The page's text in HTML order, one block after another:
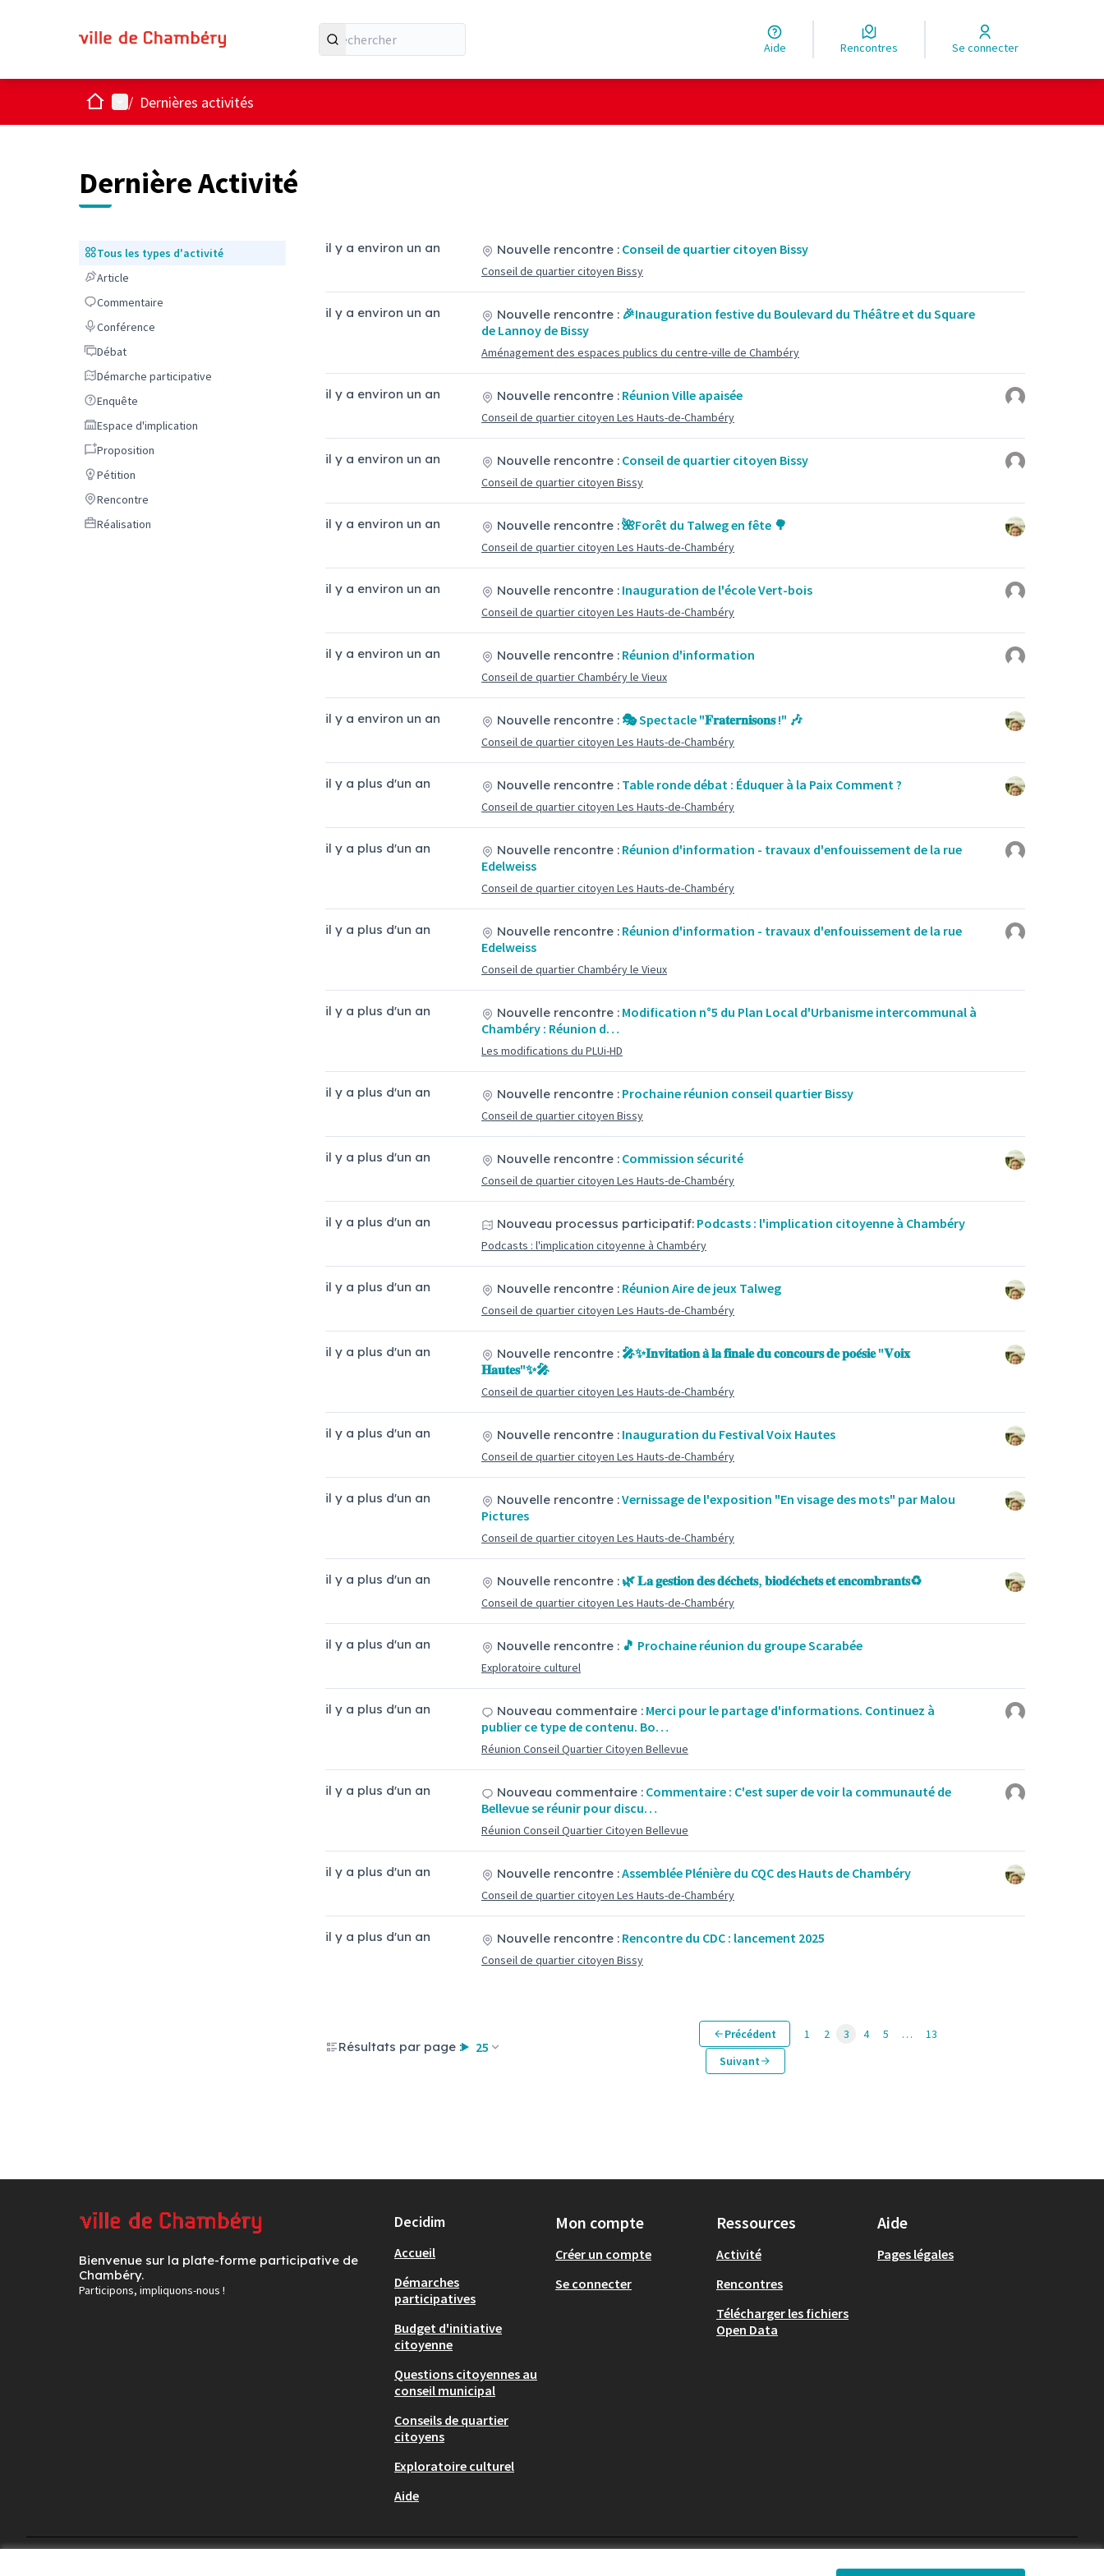
Aide Rencontres Se connecter
AccueilMenu principal
/ Dernières activités
Dernière Activité
Tous les types d'activité
Tous les types d'activité
ArticleArticle
Commentaire
Commentaire
Conférence
Conférence
DébatDébat
Démarche participative
Démarche participative
Enquête
Enquête
Espace d'implication
Espace d'implication
Proposition
Proposition
Pétition
Pétition
Rencontre
Rencontre
Réalisation
Réalisation
il y a environ un an Nouvelle rencontre : Conseil de quartier citoyen Bissy
Conseil de quartier citoyen Bissy
il y a environ un an Nouvelle rencontre : 🎉Inauguration festive du Boulevard du Théâtre et du Square
de Lannoy de Bissy
Aménagement des espaces publics du centre-ville de Chambéry
il y a environ un an Nouvelle rencontre : Réunion Ville apaisée
Conseil de quartier citoyen Les Hauts-de-Chambéry
il y a environ un an Nouvelle rencontre : Conseil de quartier citoyen Bissy
Conseil de quartier citoyen Bissy
il y a environ un an Nouvelle rencontre :🌺Forêt du Talweg en fête 🌳
Conseil de quartier citoyen Les Hauts-de-Chambéry
il y a environ un an Nouvelle rencontre : Inauguration de l'école Vert-bois
Conseil de quartier citoyen Les Hauts-de-Chambéry
il y a environ un an Nouvelle rencontre : Réunion d'information
Conseil de quartier Chambéry le Vieux
il y a environ un an Nouvelle rencontre : 🎭 Spectacle "𝐅𝐫𝐚𝐭𝐞𝐫𝐧𝐢𝐬𝐨𝐧𝐬 !" 🎶
Conseil de quartier citoyen Les Hauts-de-Chambéry
il y a plus d'un an Nouvelle rencontre : Table ronde débat : Éduquer à la Paix Comment ?
Conseil de quartier citoyen Les Hauts-de-Chambéry
il y a plus d'un an Nouvelle rencontre : Réunion d'information - travaux d'enfouissement de la rue
Edelweiss
Conseil de quartier citoyen Les Hauts-de-Chambéry
il y a plus d'un an Nouvelle rencontre : Réunion d'information - travaux d'enfouissement de la rue
Edelweiss
Conseil de quartier Chambéry le Vieux
il y a plus d'un an Nouvelle rencontre : Modification n°5 du Plan Local d'Urbanisme intercommunal à
Chambéry : Réunion d…
Les modifications du PLUi-HD
il y a plus d'un an Nouvelle rencontre : Prochaine réunion conseil quartier Bissy
Conseil de quartier citoyen Bissy
il y a plus d'un an Nouvelle rencontre : Commission sécurité
Conseil de quartier citoyen Les Hauts-de-Chambéry
il y a plus d'un an Nouveau processus participatif: Podcasts : l'implication citoyenne à Chambéry
Podcasts : l'implication citoyenne à Chambéry
il y a plus d'un an Nouvelle rencontre : Réunion Aire de jeux Talweg
Conseil de quartier citoyen Les Hauts-de-Chambéry
il y a plus d'un an Nouvelle rencontre : 🎤✨𝐈𝐧𝐯𝐢𝐭𝐚𝐭𝐢𝐨𝐧 𝐚̀ 𝐥𝐚 𝐟𝐢𝐧𝐚𝐥𝐞 𝐝𝐮 𝐜𝐨𝐧𝐜𝐨𝐮𝐫𝐬 𝐝𝐞 𝐩𝐨𝐞́𝐬𝐢𝐞 "𝐕𝐨𝐢𝐱
𝐇𝐚𝐮𝐭𝐞𝐬"✨🎤
Conseil de quartier citoyen Les Hauts-de-Chambéry
il y a plus d'un an Nouvelle rencontre : Inauguration du Festival Voix Hautes
Conseil de quartier citoyen Les Hauts-de-Chambéry
il y a plus d'un an Nouvelle rencontre :Vernissage de l'exposition "En visage des mots" par Malou
Pictures
Conseil de quartier citoyen Les Hauts-de-Chambéry
il y a plus d'un an Nouvelle rencontre : 🌿 𝐋𝐚 𝐠𝐞𝐬𝐭𝐢𝐨𝐧 𝐝𝐞𝐬 𝐝𝐞́𝐜𝐡𝐞𝐭𝐬, 𝐛𝐢𝐨𝐝𝐞́𝐜𝐡𝐞𝐭𝐬 𝐞𝐭 𝐞𝐧𝐜𝐨𝐦𝐛𝐫𝐚𝐧𝐭𝐬♻️
Conseil de quartier citoyen Les Hauts-de-Chambéry
il y a plus d'un an Nouvelle rencontre : 🎵 Prochaine réunion du groupe Scarabée
Exploratoire culturel
il y a plus d'un an Nouveau commentaire : Merci pour le partage d'informations. Continuez à
publier ce type de contenu. Bo…
Réunion Conseil Quartier Citoyen Bellevue
il y a plus d'un an Nouveau commentaire : Commentaire : C'est super de voir la communauté de
Bellevue se réunir pour discu…
Réunion Conseil Quartier Citoyen Bellevue
il y a plus d'un an Nouvelle rencontre :Assemblée Plénière du CQC des Hauts de Chambéry
Conseil de quartier citoyen Les Hauts-de-Chambéry
il y a plus d'un an Nouvelle rencontre : Rencontre du CDC : lancement 2025
Conseil de quartier citoyen Bissy
Résultats par page : 25
Précédent 1 2 3 4 5 …
13
Suivant
Bienvenue sur la plate-forme participative de
Chambéry.
Participons, impliquons-nous !
Decidim
Accueil
Démarches
participatives
Budget d'initiative
citoyenne
Questions citoyennes au
conseil municipal
Conseils de quartier
citoyens
Exploratoire culturel
Aide
Mon compte
Créer un compte
Se connecter
Ressources
Activité
Rencontres
Télécharger les fichiers
Open Data
Aide
Pages légales